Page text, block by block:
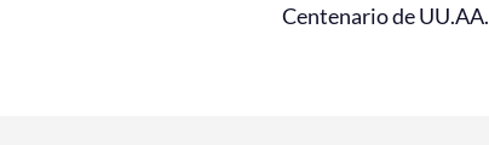
Centenario de UU.AA.